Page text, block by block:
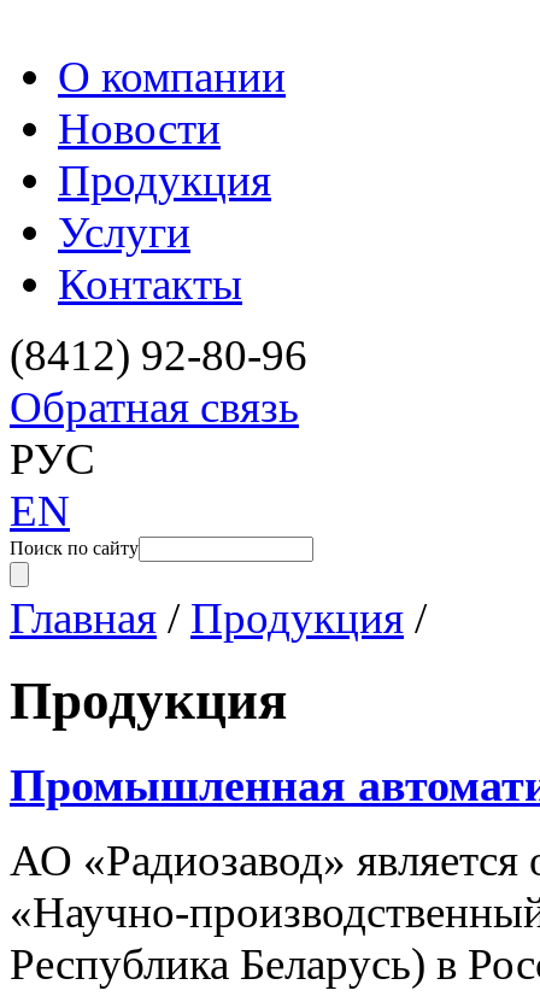
О компании
Новости
Продукция
Услуги
Контакты
(8412) 92-80-96
Обратная связь
РУС
EN
Поиск по сайту
Главная / Продукция /
Продукция
Промышленная
АО «Радиозавод»
«Научно-
Республика Беларусь) в